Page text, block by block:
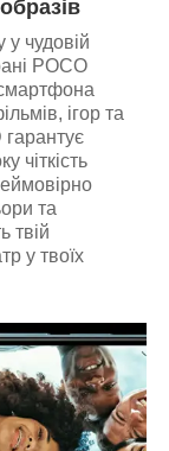
чудовій
POCO
ігор та
гарантує
чіткість
та
твій
у твоїх